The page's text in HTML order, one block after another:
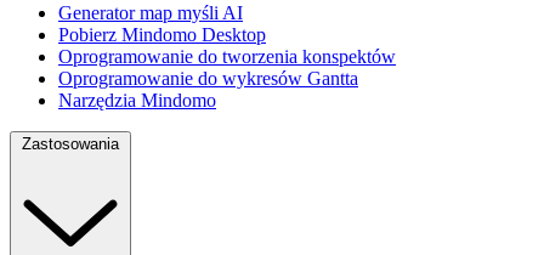
Generator map myśli AI
Pobierz Mindomo Desktop
Oprogramowanie do tworzenia konspektów
Oprogramowanie do wykresów Gantta
Narzędzia Mindomo
Zastosowania